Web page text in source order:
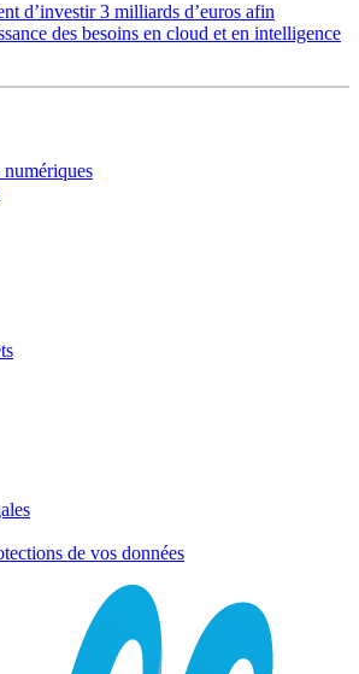
d’investir 3 milliards d’euros afin
des besoins en cloud et en intelligence
de vos données